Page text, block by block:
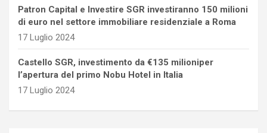
Patron Capital e Investire SGR investiranno 150 milioni
di euro nel settore immobiliare residenziale a Roma
17 Luglio 2024
Castello SGR, investimento da €135 milioniper
l’apertura del primo Nobu Hotel in Italia
17 Luglio 2024